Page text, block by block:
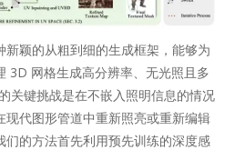
颖的从粗到细的生成框架，能够为
3D 网格生成高分辨率、无光照且多
关键挑战是在不嵌入照明信息的情况
代图形管道中重新照亮或重新编辑
的方法首先利用预先训练的深度感